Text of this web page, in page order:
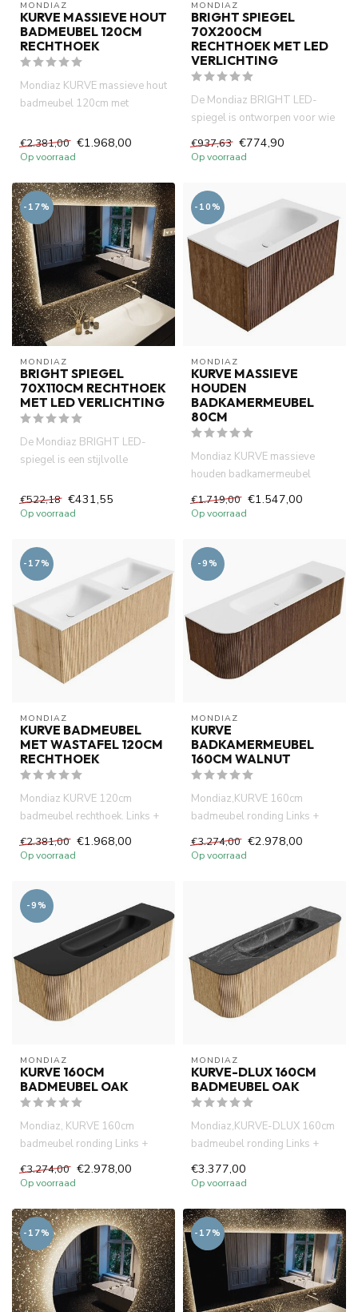
MONDIAZ
KURVE MASSIEVE HOUT
BADMEUBEL 120CM
RECHTHOEK
Mondiaz KURVE massieve hout
badmeubel 120cm met
Li...
€2.381,00 €1.968,00
Op voorraad
MONDIAZ
BRIGHT SPIEGEL
70X200CM
RECHTHOEK MET LED
VERLICHTING
De Mondiaz BRIGHT LED-
spiegel is ontworpen voor wie
houdt van eenvoudigheid met
...
€937,63 €774,90
Op voorraad
-17%
MONDIAZ
BRIGHT SPIEGEL
70X110CM RECHTHOEK
MET LED VERLICHTING
De Mondiaz BRIGHT LED-
spiegel is een stijlvolle
LED-...
€522,18 €431,55
Op voorraad
-10%
MONDIAZ
KURVE MASSIEVE
HOUDEN
BADKAMERMEUBEL
80CM
Mondiaz KURVE massieve
houden badkamermeubel
80cm rechthoek. Links + Rechts
kleu...
€1.719,00 €1.547,00
Op voorraad
-17%
MONDIAZ
KURVE BADMEUBEL
MET WASTAFEL 120CM
RECHTHOEK
Mondiaz KURVE 120cm
badmeubel rechthoek. Links +
Rechts kleur Oak met 1 lade en
...
€2.381,00 €1.968,00
Op voorraad
-9%
MONDIAZ
KURVE
BADKAMERMEUBEL
160CM WALNUT
Mondiaz,KURVE 160cm
badmeubel ronding Links +
Rechts kleur walnut met 1 lade
en ...
€3.274,00 €2.978,00
Op voorraad
-9%
MONDIAZ
KURVE 160CM
BADMEUBEL OAK
Mondiaz, KURVE 160cm
badmeubel ronding Links +
Rechts kleur Oak met 1 lade en
2 ...
€3.274,00 €2.978,00
Op voorraad
MONDIAZ
KURVE-DLUX 160CM
BADMEUBEL OAK
Mondiaz,KURVE-DLUX 160cm
badmeubel ronding Links +
Rechts kleur Oak met 1 lade e...
€3.377,00
Op voorraad
-17% -17%